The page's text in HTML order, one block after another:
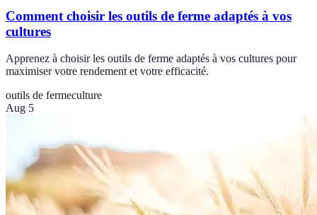
Comment choisir les outils de ferme adaptés à vos
cultures
Apprenez à choisir les outils de ferme adaptés à vos cultures pour
maximiser votre rendement et votre efficacité.
outils de fermeculture
Aug 5